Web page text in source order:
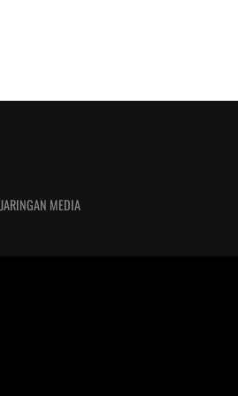
JARINGAN MEDIA